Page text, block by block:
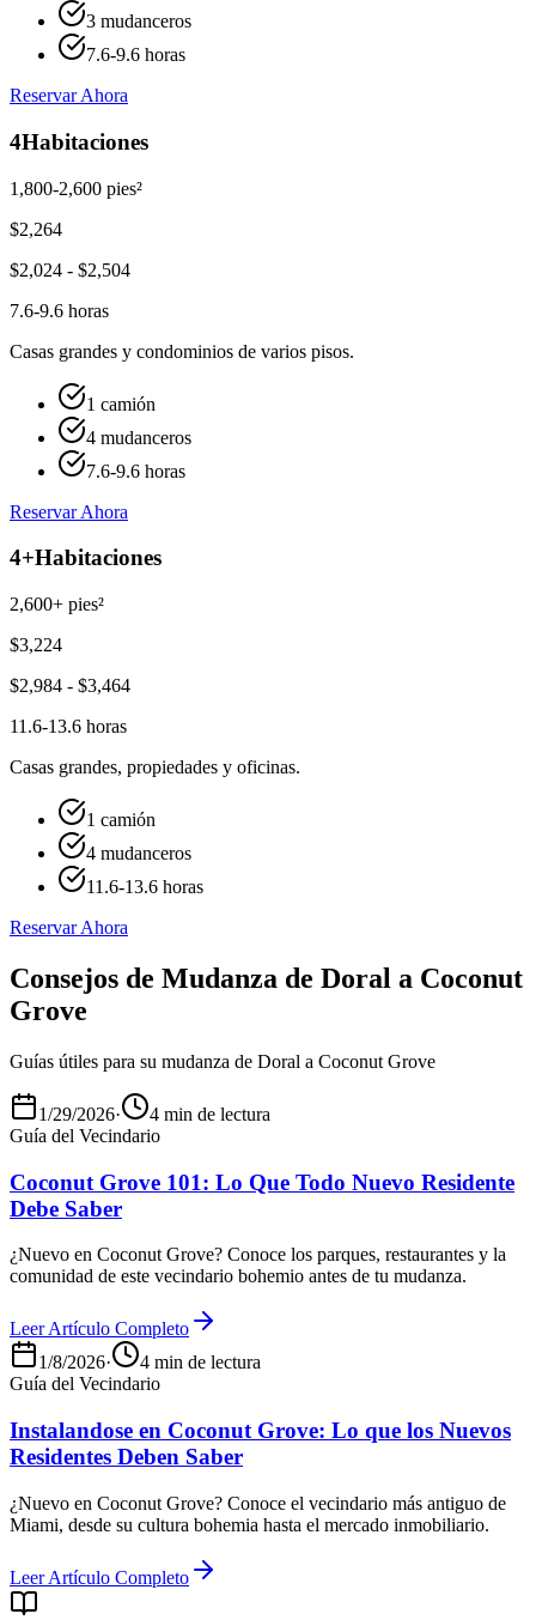
3 mudanceros
7.6-9.6 horas
Reservar Ahora
4Habitaciones
1,800-2,600 pies²
$2,264
$2,024 - $2,504
7.6-9.6 horas
Casas grandes y condominios de varios pisos.
1 camión
4 mudanceros
7.6-9.6 horas
Reservar Ahora
4+Habitaciones
2,600+ pies²
$3,224
$2,984 - $3,464
11.6-13.6 horas
Casas grandes, propiedades y oficinas.
1 camión
4 mudanceros
11.6-13.6 horas
Reservar Ahora
Consejos de Mudanza de Doral a Coconut
Grove
Guías útiles para su mudanza de Doral a Coconut Grove
1/29/2026·
4 min de lectura
Guía del Vecindario
Coconut Grove 101: Lo Que Todo Nuevo Residente
Debe Saber
¿Nuevo en Coconut Grove? Conoce los parques, restaurantes y la
comunidad de este vecindario bohemio antes de tu mudanza.
Leer Artículo Completo
1/8/2026·
4 min de lectura
Guía del Vecindario
Instalandose en Coconut Grove: Lo que los Nuevos
Residentes Deben Saber
¿Nuevo en Coconut Grove? Conoce el vecindario más antiguo de
Miami, desde su cultura bohemia hasta el mercado inmobiliario.
Leer Artículo Completo